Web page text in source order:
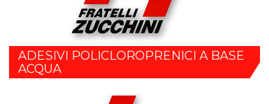
ADESIVI POLICLOROPRENICI A BASE
ACQUA